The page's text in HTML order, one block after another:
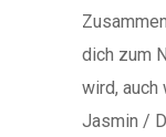
dich zum
wird, auch
Jasmin /